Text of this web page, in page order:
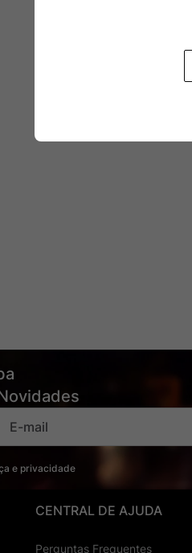
e privacidade
CENTRAL DE AJUDA
Perguntas Frequentes